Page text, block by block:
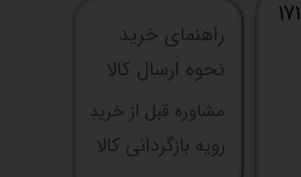
راهنما​​​​​​​​​​​​​​ی خرید
نحوه ارسال کالا
مشاوره قبل از خرید
رویه بازگردانی کالا